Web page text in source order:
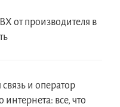
от производителя в
и оператор
интернета: все, что